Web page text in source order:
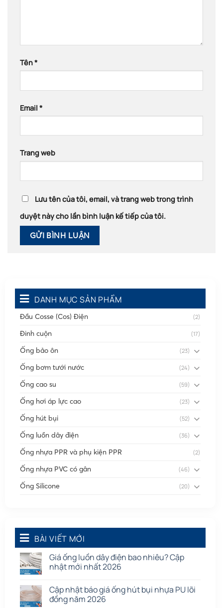
Tên*
Email *
Trang web
Lưu tên của tôi, email, và trang web trong trình
duyệt này cho lần bình luận kế tiếp của tôi.
DANH MỤC SẢN PHẨM
Đầu Cosse (Cos) Điện (2)
Đinh cuộn (17)
Ống bảo ôn (23)
Ống bơm tưới nước (24)
Ống cao su (59)
Ống hơi áp lực cao (23)
Ống hút bụi (52)
Ống luồn dây điện (36)
Ống nhựa PPR và phụ kiện PPR (2)
Ống nhựa PVC có gân (46)
Ống Silicone (20)
Quạt dân dụng
Tấm cao su
BÀI VIẾT MỚI
Giá ống luồn dây điện bao nhiêu? Cập
nhật mới nhất 2026
Cập nhật báo giá ống hút bụi nhựa PU lõi
đồng năm 2026